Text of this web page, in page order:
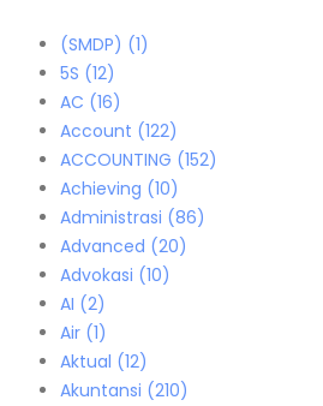
(SMDP) (1)
5S (12)
AC (16)
Account (122)
ACCOUNTING (152)
Achieving (10)
Administrasi (86)
Advanced (20)
Advokasi (10)
AI (2)
Air (1)
Aktual (12)
Akuntansi (210)